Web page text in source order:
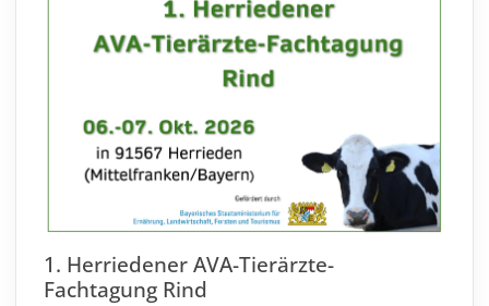
1. Herriedener AVA-Tierärzte-
Fachtagung Rind